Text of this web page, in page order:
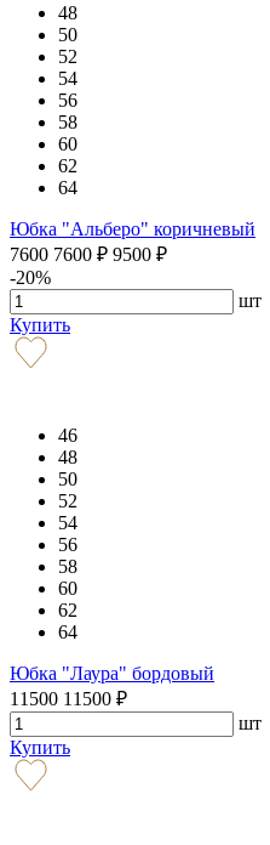
48
50
52
54
56
58
60
62
64
Юбка "Альберо" коричневый
7600 7600 ₽ 9500 ₽
-20%
шт
Купить
46
48
50
52
54
56
58
60
62
64
Юбка "Лаура" бордовый
11500 11500 ₽
шт
Купить